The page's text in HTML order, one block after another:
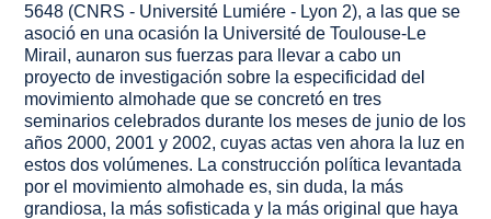
5648 (CNRS - Université Lumiére - Lyon 2), a las que se
asoció en una ocasión la Université de Toulouse-Le
Mirail, aunaron sus fuerzas para llevar a cabo un
proyecto de investigación sobre la especificidad del
movimiento almohade que se concretó en tres
seminarios celebrados durante los meses de junio de los
años 2000, 2001 y 2002, cuyas actas ven ahora la luz en
estos dos volúmenes. La construcción política levantada
por el movimiento almohade es, sin duda, la más
grandiosa, la más sofisticada y la más original que haya